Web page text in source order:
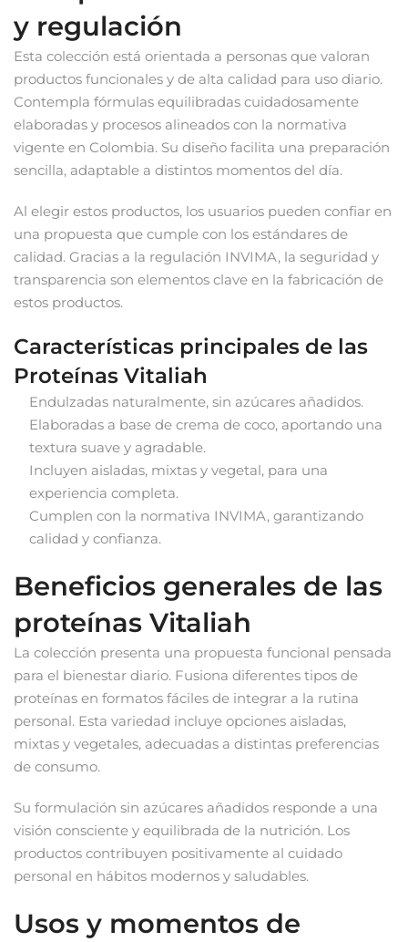
y regulación
Esta colección está orientada a personas que valoran
productos funcionales y de alta calidad para uso diario.
Contempla fórmulas equilibradas cuidadosamente
elaboradas y procesos alineados con la normativa
vigente en Colombia. Su diseño facilita una preparación
sencilla, adaptable a distintos momentos del día.
Al elegir estos productos, los usuarios pueden confiar en
una propuesta que cumple con los estándares de
calidad. Gracias a la regulación INVIMA, la seguridad y
transparencia son elementos clave en la fabricación de
estos productos.
Características principales de las
Proteínas Vitaliah
Endulzadas naturalmente, sin azúcares añadidos.
Elaboradas a base de crema de coco, aportando una
textura suave y agradable.
Incluyen aisladas, mixtas y vegetal, para una
experiencia completa.
Cumplen con la normativa INVIMA, garantizando
calidad y confianza.
Beneficios generales de las
proteínas Vitaliah
La colección presenta una propuesta funcional pensada
para el bienestar diario. Fusiona diferentes tipos de
proteínas en formatos fáciles de integrar a la rutina
personal. Esta variedad incluye opciones aisladas,
mixtas y vegetales, adecuadas a distintas preferencias
de consumo.
Su formulación sin azúcares añadidos responde a una
visión consciente y equilibrada de la nutrición. Los
productos contribuyen positivamente al cuidado
personal en hábitos modernos y saludables.
Usos y momentos de